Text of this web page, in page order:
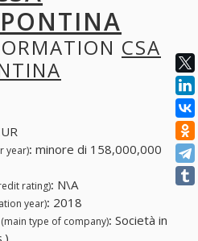
CSA
year): minore di 158,000,000
rating): N\A
year): 2018
(main type of company): Società in